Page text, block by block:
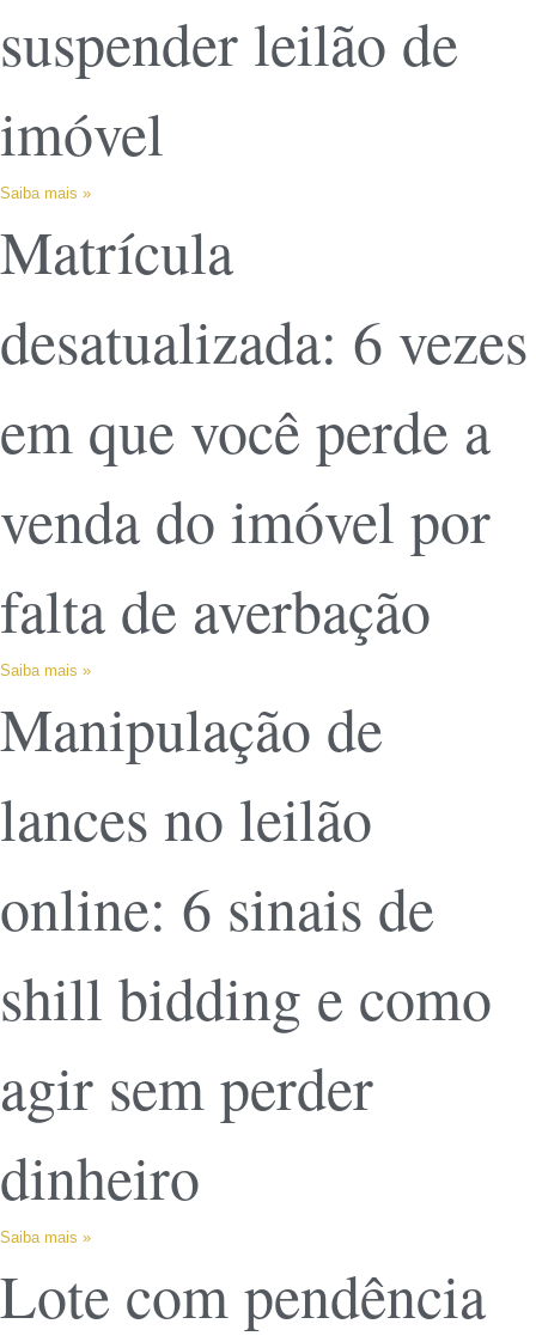
suspender leilão de
imóvel
Saiba mais »
Matrícula
desatualizada: 6 vezes
em que você perde a
venda do imóvel por
falta de averbação
Saiba mais »
Manipulação de
lances no leilão
online: 6 sinais de
shill bidding e como
agir sem perder
dinheiro
Saiba mais »
Lote com pendência